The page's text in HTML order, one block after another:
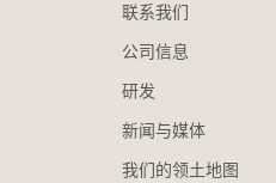
联系我们
公司信息
研发
新闻与媒体
我们的领土地图